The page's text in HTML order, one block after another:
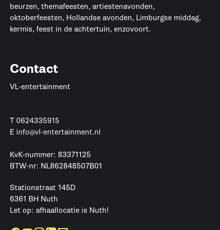
beurzen, themafeesten, artiestenavonden,
oktoberfeesten, Hollandse avonden, Limburgse middag,
kermis, feest in de achtertuin, enzovoort.
Contact
VL-entertainment
T 0624335915
E info@vl-entertainment.nl
KvK-nummer: 83371125
BTW-nr: NL862848507B01
Stationstraat 145D
6361 BH Nuth
Let op: afhaallocatie is Nuth!